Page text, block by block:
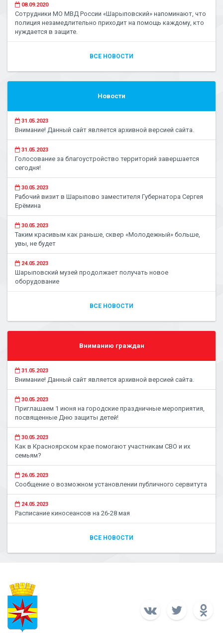
08.09.2020
Сотрудники МО МВД России «Шарыповский» напоминают, что
полиция незамедлительно приходит на помощь каждому, кто
нуждается в защите.
ВСЕ НОВОСТИ
Новости
31.05.2023
Внимание! Данный сайт является архивной версией сайта.
31.05.2023
Голосование за благоустройство территорий завершается
сегодня!
30.05.2023
Рабочий визит в Шарыпово заместителя Губернатора Сергея
Ерёмина
30.05.2023
Таким красивым как раньше, сквер «Молодежный» больше,
увы, не будет
24.05.2023
Шарыповский музей продолжает получать новое
оборудование
ВСЕ НОВОСТИ
Вниманию граждан
31.05.2023
Внимание! Данный сайт является архивной версией сайта.
30.05.2023
Приглашаем 1 июня на городские праздничные мероприятия,
посвященные Дню защиты детей!
30.05.2023
Как в Красноярском крае помогают участникам СВО и их
семьям?
26.05.2023
Сообщение о возможном установлении публичного сервитута
24.05.2023
Расписание киносеансов на 26-28 мая
ВСЕ НОВОСТИ